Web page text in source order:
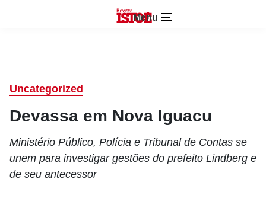
Menu
Uncategorized
Devassa em Nova Iguacu
Ministério Público, Polícia e Tribunal de Contas se
unem para investigar gestões do prefeito Lindberg e
de seu antecessor